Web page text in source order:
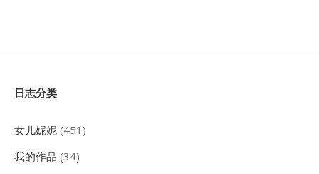
Sidebar
日志分类
女儿妮妮 (451)
我的作品 (34)